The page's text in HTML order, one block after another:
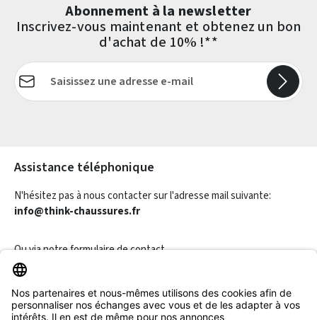
Abonnement à la newsletter
Inscrivez-vous maintenant et obtenez un bon
d'achat de 10% !**
Adresse e-mail*
Assistance téléphonique
N'hésitez pas à nous contacter sur l'adresse mail suivante:
info@think-chaussures.fr
Ou via notreformulaire de contact.
Révoquer un contrat